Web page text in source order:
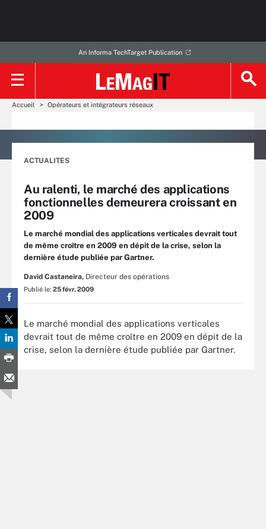
An Informa TechTarget Publication
Accueil Opérateurs et intégrateurs réseaux
ACTUALITES
Au ralenti, le marché des applications
fonctionnelles demeurera croissant en
2009
Le marché mondial des applications verticales devrait tout
de même croître en 2009 en dépit de la crise, selon la
dernière étude publiée par Gartner.
David Castaneira, Directeur des opérations
Publié le: 25 févr. 2009
Le marché mondial des applications verticales
devrait tout de même croître en 2009 en dépit de la
crise, selon la dernière étude publiée par Gartner.